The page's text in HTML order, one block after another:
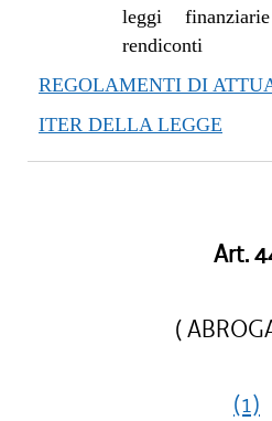
leggi
rendiconti
REGOLAMENTI DI
ITER DELLA LEGGE
Art.
(
(1)